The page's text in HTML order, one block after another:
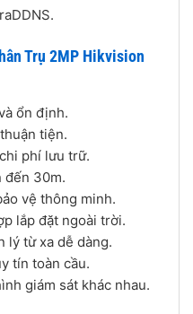
Trụ 2MP Hikvision
ổn định.
tiện.
phí lưu trữ.
đến 30m.
vệ thông minh.
lắp đặt ngoài trời.
lý từ xa dễ dàng.
tín toàn cầu.
giám sát khác nhau.